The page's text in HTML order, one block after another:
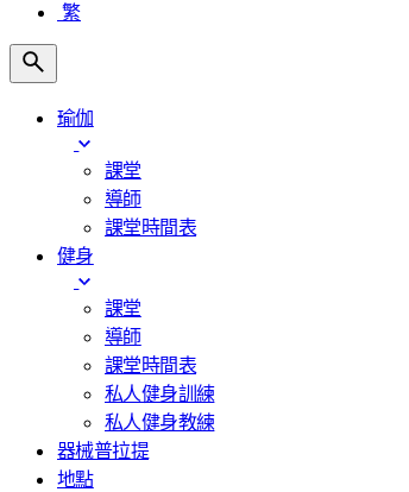
繁
瑜伽
課堂
導師
課堂時間表
健身
課堂
導師
課堂時間表
私人健身訓練
私人健身教練
器械普拉提
地點